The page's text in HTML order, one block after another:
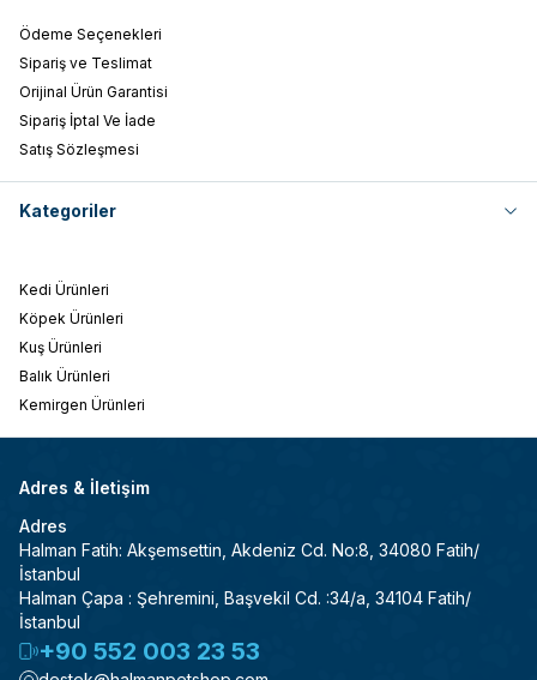
Ödeme Seçenekleri
Sipariş ve Teslimat
Orijinal Ürün Garantisi
Sipariş İptal Ve İade
Satış Sözleşmesi
Kategoriler
Kedi Ürünleri
Köpek Ürünleri
Kuş Ürünleri
Balık Ürünleri
Kemirgen Ürünleri
Adres & İletişim
Adres
Halman Fatih: Akşemsettin, Akdeniz Cd. No:8, 34080 Fatih/
İstanbul
Halman Çapa : Şehremini, Başvekil Cd. :34/a, 34104 Fatih/
İstanbul
+90 552 003 23 53